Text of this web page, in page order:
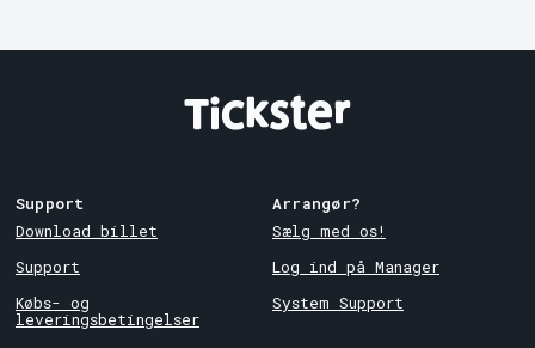
Support
Download billet
Support
Købs- og
leveringsbetingelser
Arrangør?
Sælg med os!
Log ind på Manager
System Support